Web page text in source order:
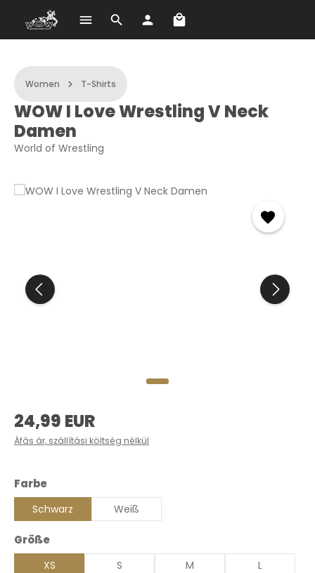
Ugrás a fő tartalomra A bevásárlókosár 0
Women T-Shirts
WOW I Love Wrestling V Neck
Damen
World of Wrestling
Normál ár:
24,99 EUR
Áfás ár, szállítási költség nélkül
Válasszon
Farbe
Schwarz Weiß
Válasszon
Größe
XS S M
L